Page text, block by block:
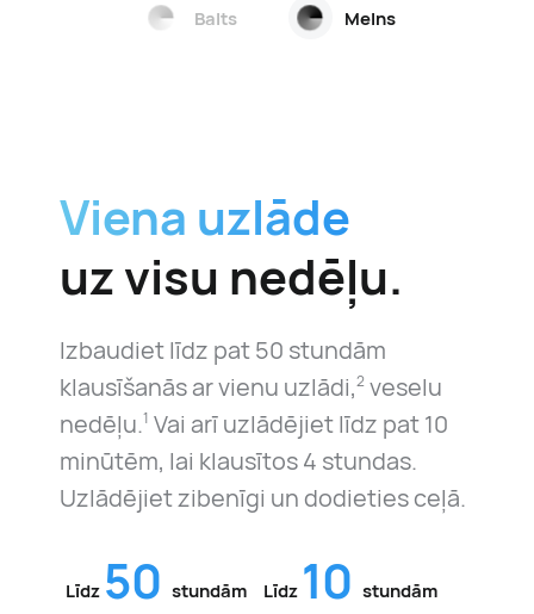
Balts Melns
Viena uzlāde
uz visu nedēļu.
Izbaudiet līdz pat 50 stundām
klausīšanās ar vienu uzlādi,2veselu
nedēļu.1 Vai arī uzlādējiet līdz pat 10
minūtēm, lai klausītos 4 stundas.
Uzlādējiet zibenīgi un dodieties ceļā.
Līdz 50 stundām
Līdz 10 stundām